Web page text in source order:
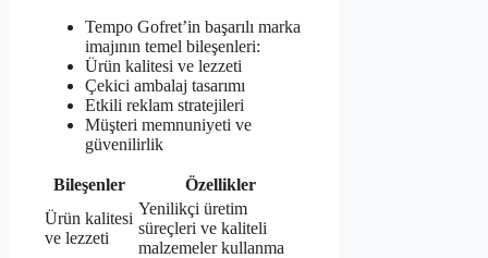
Tempo Gofret’in başarılı marka
imajının temel bileşenleri:
Ürün kalitesi ve lezzeti
Çekici ambalaj tasarımı
Etkili reklam stratejileri
Müşteri memnuniyeti ve
güvenilirlik
Bileşenler
Özellikler
Ürün kalitesi
ve lezzeti
Yenilikçi üretim
süreçleri ve kaliteli
malzemeler kullanma